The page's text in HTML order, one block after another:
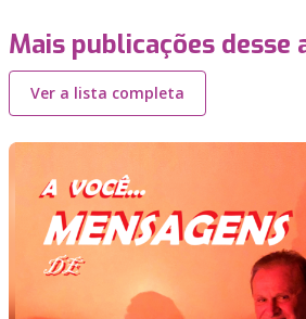
Mais publicações desse
Ver a lista completa